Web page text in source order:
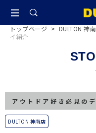
トップページ > DULTON 神
イ紹介
アウトドア好き必見の
DULTON 神南店